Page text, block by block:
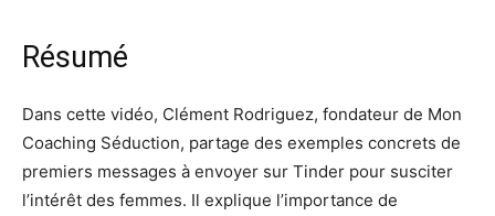
Résumé
Dans cette vidéo, Clément Rodriguez, fondateur de Mon
Coaching Séduction, partage des exemples concrets de
premiers messages à envoyer sur Tinder pour susciter
l’intérêt des femmes. Il explique l’importance de